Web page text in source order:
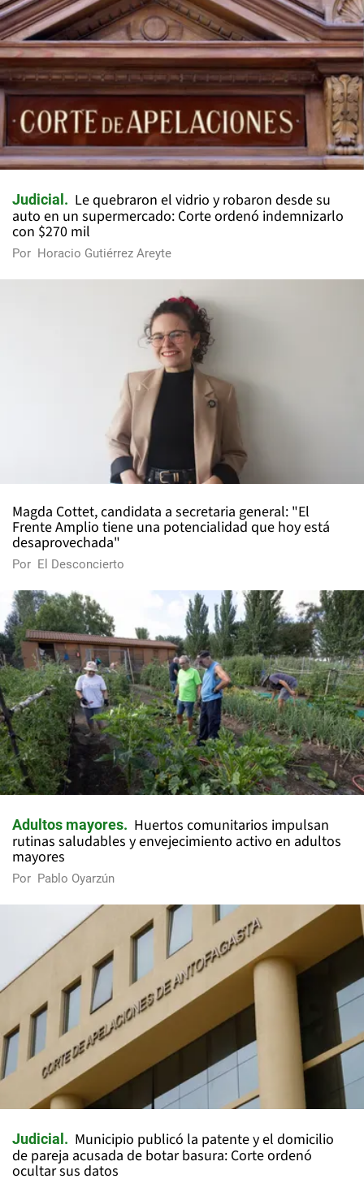
Judicial
Le quebraron el vidrio y robaron desde su
auto en un supermercado: Corte ordenó indemnizarlo
con $270 mil
Por Horacio Gutiérrez Areyte
Magda Cottet, candidata a secretaria general: "El
Frente Amplio tiene una potencialidad que hoy está
desaprovechada"
Por El Desconcierto
Adultos mayores
Huertos comunitarios impulsan
rutinas saludables y envejecimiento activo en adultos
mayores
Por Pablo Oyarzún
Judicial
Municipio publicó la patente y el domicilio
de pareja acusada de botar basura: Corte ordenó
ocultar sus datos